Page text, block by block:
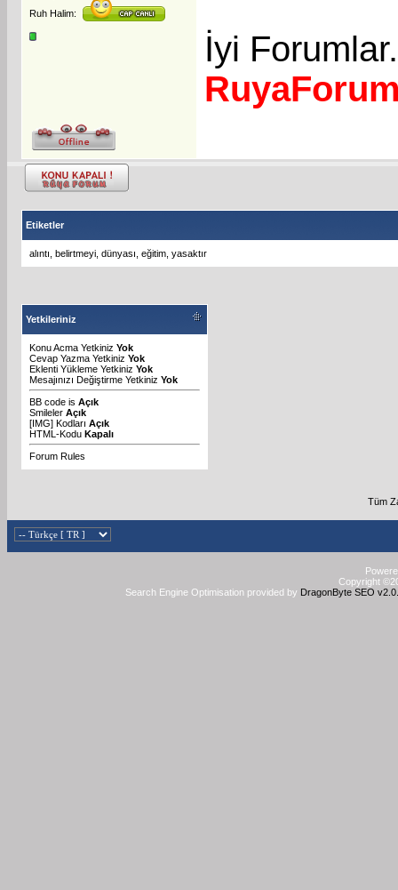
Ruh Halim:
İyi Forumlar.
Etiketler
alıntı belirtmeyi dünyası eğitim yasaktır
Yetkileriniz
Konu Acma Yetkiniz Yok
Cevap Yazma Yetkiniz Yok
Eklenti Yükleme Yetkiniz Yok
Mesajınızı Değiştirme Yetkiniz Yok
BB code is Açık
Smileler Açık
[IMG] Kodları Açık
HTML-Kodu Kapalı
Forum Rules
Tüm
Copyright
Search Engine Optimisation provided by DragonByte SEO